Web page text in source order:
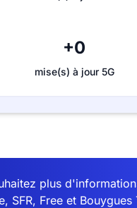
+0
mise(s) à jour 5G
plus
SFR, Free et Bouygues